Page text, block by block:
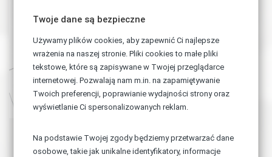
Twoje dane są bezpieczne
Używamy plików cookies, aby zapewnić Ci najlepsze
wrażenia na naszej stronie. Pliki cookies to małe pliki
tekstowe, które są zapisywane w Twojej przeglądarce
internetowej. Pozwalają nam m.in. na zapamiętywanie
Twoich preferencji, poprawianie wydajności strony oraz
wyświetlanie Ci spersonalizowanych reklam.
Na podstawie Twojej zgody będziemy przetwarzać dane
osobowe, takie jak unikalne identyfikatory, informacje
Krótkie Terminy!